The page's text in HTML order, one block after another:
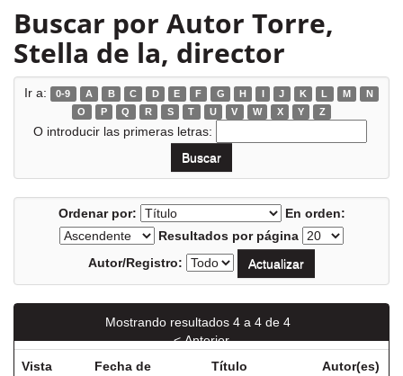
Buscar por Autor Torre,
Stella de la, director
Ir a: 0-9 A B C D E F G H I J K L M
N
O
P Q R S T U V W X Y Z
O introducir las primeras letras:
Ordenar por:
En orden:
Resultados por página
Autor/Registro:
Mostrando resultados 4 a 4 de 4
< Anterior
Vista
Fecha de
Título Autor(es)